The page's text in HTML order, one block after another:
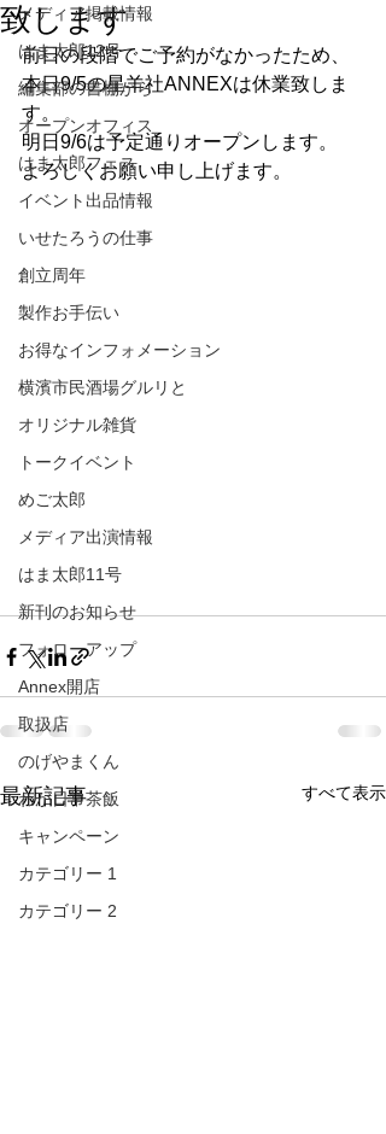
メディア掲載情報
はま太郎12号
編集部の書棚から
オープンオフィス
はま太郎フェス
イベント出品情報
いせたろうの仕事
創立周年
製作お手伝い
お得なインフォメーション
横濱市民酒場グルリと
オリジナル雑貨
トークイベント
めご太郎
メディア出演情報
はま太郎11号
新刊のお知らせ
フォローアップ
Annex開店
取扱店
のげやまくん
わが日常茶飯
キャンペーン
カテゴリー 1
カテゴリー 2
致します
前日の段階でご予約がなかったため、
本日9/5の星羊社ANNEXは休業致しま
す。
明日9/6は予定通りオープンします。
よろしくお願い申し上げます。
最新記事 すべて表示